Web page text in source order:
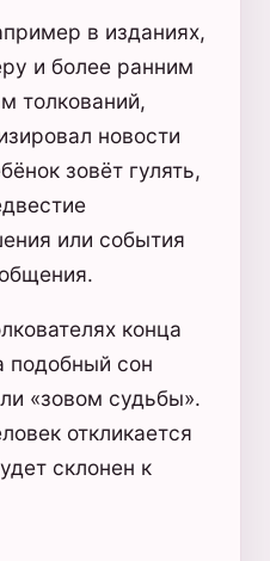
в изданиях,
и более ранним
толкований,
новости
зовёт гулять,
или события
конца
подобный сон
«зовом судьбы».
откликается
склонен к